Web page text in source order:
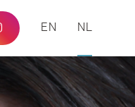
EN NL